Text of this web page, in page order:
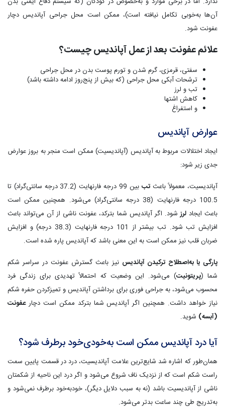
آن‌ها به‌خوبی تکامل نیافته است)، ممکن است محل جراحی آپاندیس دچار
عفونت شود.
علائم عفونت بعد از عمل آپاندیس چیست؟
سفتی، قرمزی، گرم شدن و تورم پوست بدن در محل جراحی
ترشحات آبکی محل جراحی (که بیش از پنج‌روز ادامه داشته باشد)
تب و لرز
کاهش اشتها
و استفراغ
عوارض آپاندیس
ایجاد اختلالات مربوط به آپاندیس (آپاندیسیت) ممکن است منجر به بروز عوارض
جدی زیر شود:
آپاندیسیت، معمولاً باعث تب
بین 99 درجه فارنهایت (37.2 درجه سانتی‌گراد) تا
100.5 درجه فارنهایت (38 درجه سانتی‌گراد) می‌شود. همچنین ممکن است
باعث ایجادلرزشود. اگر آپاندیس شما بترکد، عفونت ناشی از آن می‌تواند باعث
افزایش تب شود. تب بیشتر از 101 درجه فارنهایت (38.3 درجه) و افزایش
ضربان قلب نیز ممکن است به این معنی باشد که آپاندیس پاره شده است.
پارگی یا به‌اصطلاح ترکیدن آپاندیس نیز باعث گسترش عفونت در سراسر شکم
شما (پریتونیت) می‌شود. این وضعیت که احتمالاً تهدیدی برای زندگی فرد
محسوب می‌شود، به جراحی فوری برای برداشتن آپاندیس و تمیزکردن حفره شکم
نیاز خواهد داشت. همچنین اگر آپاندیس شما بترکد ممکن است دچارعفونت
(آبسه) شوید.
آیا درد آپاندیس ممکن است به‌خودی‌خود برطرف شود؟
همان‌طور که اشاره شد شایع‌ترین علامت آپاندیسیت، درد در قسمت پایین سمت
راست شکم است که از نزدیک ناف شروع می‌شود و اگر درد این ناحیه از شکمتان
ناشی از آپاندیسیت باشد (نه به سبب دلایل دیگر)، خودبه‌خود برطرف نمی‌شود و
به‌تدریج طی چند ساعت بدتر می‌شود.